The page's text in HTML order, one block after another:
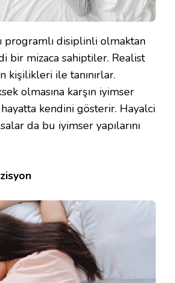
programlı disiplinli olmaktan
bir mizaca sahiptiler. Realist
kişilikleri ile tanınırlar.
olmasına karşın iyimser
kendini gösterir. Hayalci
da bu iyimser yapılarını